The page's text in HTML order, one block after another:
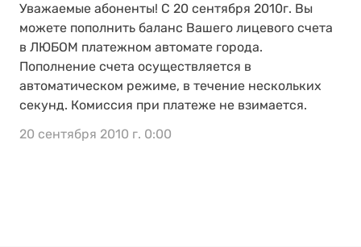
Уважаемые абоненты! С 20 сентября 2010г. Вы
можете пополнить баланс Вашего лицевого счета
в ЛЮБОМ платежном автомате города.
Пополнение счета осуществляется в
автоматическом режиме, в течение нескольких
секунд. Комиссия при платеже не взимается.
20 сентября 2010 г. 0:00